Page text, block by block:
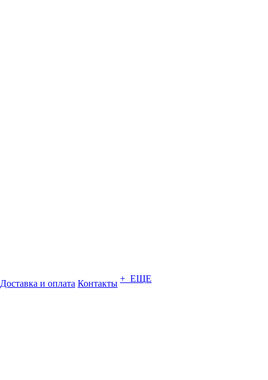
Доставка и оплата Контакты + ЕЩЕ